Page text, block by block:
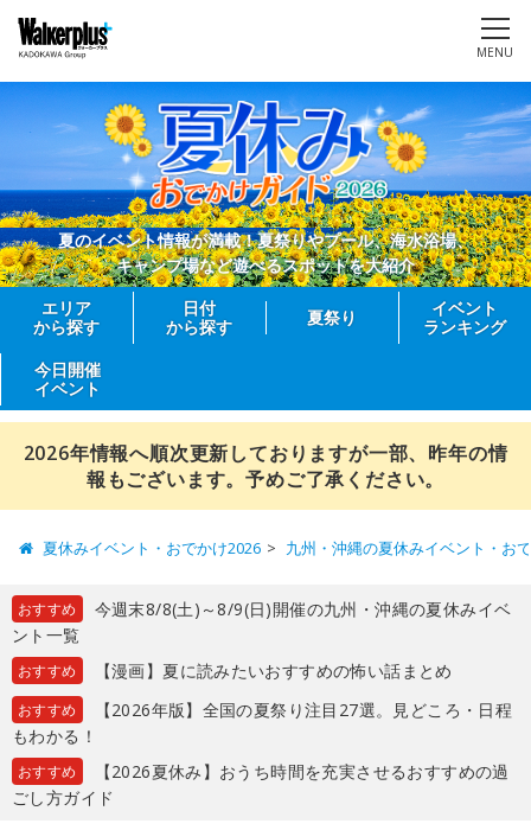
MENU
夏のイベント情報が満載！夏祭りやプール、海水浴場、
キャンプ場など遊べるスポットを大紹介
エリア
から探す
日付
から探す
夏祭り
イベント
ランキング
今日開催
イベント
2026年情報へ順次更新しておりますが一部、昨年の情
報もございます。予めご了承ください。
夏休みイベント・おでかけ2026 九州・沖縄の夏休みイベント・お
おすすめ
今週末8/8(土)～8/9(日)開催の九州・沖縄の夏休みイベ
ント一覧
おすすめ 【漫画】夏に読みたいおすすめの怖い話まとめ
おすすめ
【2026年版】全国の夏祭り注目27選。見どころ・日程
もわかる！
おすすめ
【2026夏休み】おうち時間を充実させるおすすめの過
ごし方ガイド